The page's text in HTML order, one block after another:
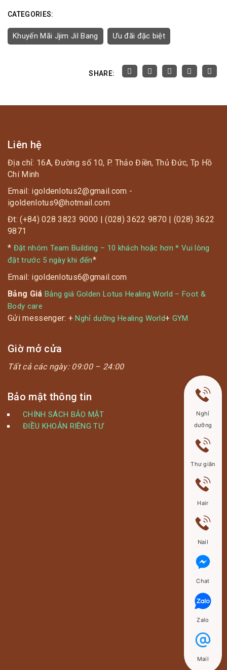
CATEGORIES:
Khuyến Mãi Jjim Jil Bang Ưu đãi đặc biệt
SHARE:
Liên hệ
Địa chỉ: 16A, Đường số 10, P. Thảo Điền, Thủ Đức, Tp Hồ
Chí Minh
Email: igoldenlotus2@gmail.com -
igoldenlotus9@hotmail.com
Đt: (+84) 028 3823 9000 | (028) 3622 9870 | (028) 3622
9871
* Đặt nhóm Team Building – 10 khách hoặc hơn * Vui lòng
đặt trước 5 ngày khi đến*
Email: igoldenlotus6@gmail.com
Bảng Giá Bảng giá Golden Lotus Healing World – Foot &
Body care
Gửi messenger: +Nghỉ dưỡng Healing World+ GYM
Giờ mở cửa
Tất cả các ngày: 09:00 – 24:00
Bảo mật thông tin
CHÍNH SÁCH BẢO MẬT
ĐIỀU KHOẢN RIÊNG TƯ
Nghỉ
dưỡng
Thư giãn
Hair
Nail
Chat
Zalo
Mail